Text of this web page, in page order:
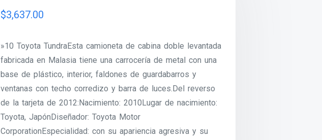
$3,637.00
»10 Toyota TundraEsta camioneta de cabina doble levantada
fabricada en Malasia tiene una carrocería de metal con una
base de plástico, interior, faldones de guardabarros y
ventanas con techo corredizo y barra de luces.Del reverso
de la tarjeta de 2012:Nacimiento: 2010Lugar de nacimiento:
Toyota, JapónDiseñador: Toyota Motor
CorporationEspecialidad: con su apariencia agresiva y su